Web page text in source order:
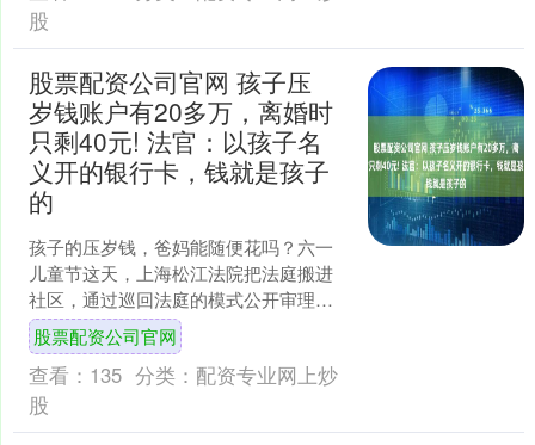
股
股票配资公司官网 孩子压
岁钱账户有20多万，离婚时
只剩40元! 法官：以孩子名
义开的银行卡，钱就是孩子
的
孩子的压岁钱，爸妈能随便花吗？六一
儿童节这天，上海松江法院把法庭搬进
社区，通过巡回法庭的模式公开审理了
一起特殊的案件：父亲发现股票配资公
司官网，存了20多万的孩....
股票配资公司官网
查看： 135 分类： 配资专业网上炒
股